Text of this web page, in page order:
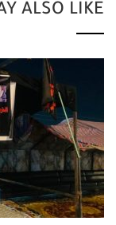
ALSO LIKE